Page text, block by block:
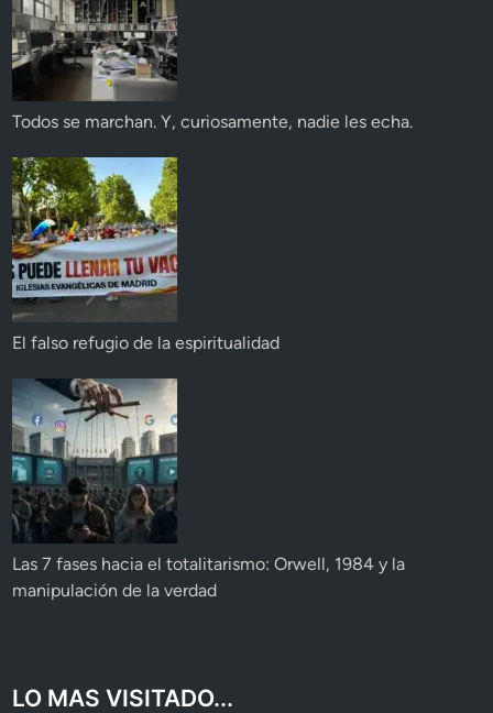
Todos se marchan. Y, curiosamente, nadie les echa.
El falso refugio de la espiritualidad
Las 7 fases hacia el totalitarismo: Orwell, 1984 y la
manipulación de la verdad
LO MAS VISITADO...